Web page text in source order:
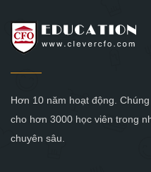
Hơn 10 năm hoạt động.
cho hơn 3000 học viên trong
chuyên sâu.